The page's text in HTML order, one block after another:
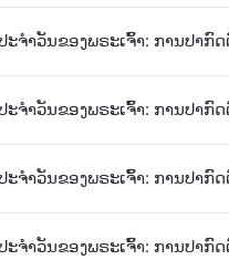
ະຈຳວັນຂອງພຣະເຈົ້າ: ການປາກົ
ະຈຳວັນຂອງພຣະເຈົ້າ: ການປາກົ
ະຈຳວັນຂອງພຣະເຈົ້າ: ການປາກົ
ະຈຳວັນຂອງພຣະເຈົ້າ: ການປາກົ